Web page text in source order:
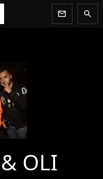
newsletter search
OLI